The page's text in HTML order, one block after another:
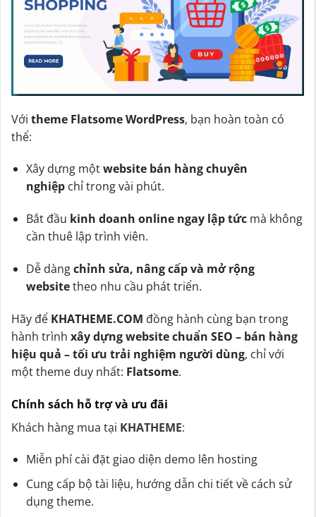
Với theme Flatsome WordPress, bạn hoàn toàn có
thể:
Xây dựng mộtwebsite bán hàng chuyên
nghiệpchỉ trong vài phút.
Bắt đầu kinh doanh online ngay lập tứcmà không
cần thuê lập trình viên.
Dễ dàngchỉnh sửa, nâng cấp và mở rộng
websitetheo nhu cầu phát triển.
Hãy để KHATHEME.COM đồng hành cùng bạn trong
hành trình xây dựng website chuẩn SEO – bán hàng
hiệu quả – tối ưu trải nghiệm người dùng, chỉ với
một theme duy nhất: Flatsome.
Chính sách hỗ trợ và ưu đãi
Khách hàng mua tại KHATHEME:
Miễn phí cài đặt giao diện demo lên hosting
Cung cấp bộ tài liệu, hướng dẫn chi tiết về cách sử
dụng theme.